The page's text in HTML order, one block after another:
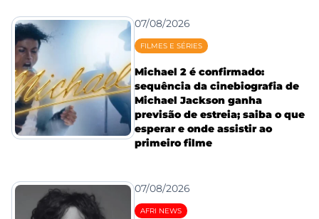
07/08/2026
FILMES E SÉRIES
Michael 2 é confirmado:
sequência da cinebiografia de
Michael Jackson ganha
previsão de estreia; saiba o que
esperar e onde assistir ao
primeiro filme
07/08/2026
AFRI NEWS